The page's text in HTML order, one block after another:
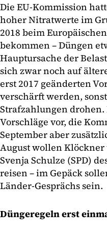
Die EU-Kommission
hoher Nitratwerte im
2018 beim
bekommen – Düngen
Hauptursache der
sich zwar noch auf
erst 2017 geänderten
verschärft werden,
Strafzahlungen
Vorschläge vor, die
September aber
August wollen
Svenja Schulze (SPD)
reisen – im Gepäck
Länder-Gesprächs sein.
Düngeregeln erst